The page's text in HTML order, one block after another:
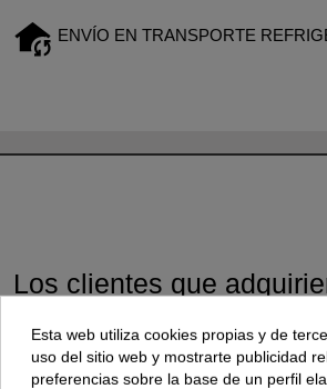
ENVÍO EN TRANSPORTE
Los clientes que
Esta web utiliza cookies propias y de
uso del sitio web y mostrarte publicidad
preferencias sobre la base de un perfil